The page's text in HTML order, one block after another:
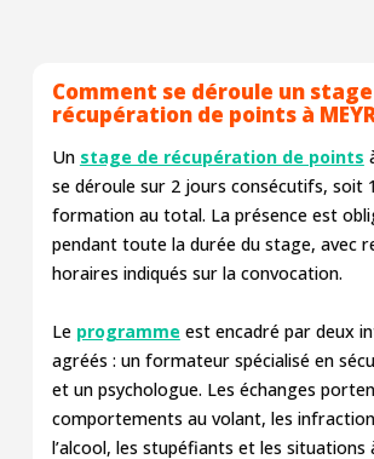
Comment se déroule un
récupération de points à
Un stage de récupération de points
se déroule sur 2 jours consécutifs, soit
formation au total. La présence est
pendant toute la durée du stage, avec
horaires indiqués sur la convocation.
Le programme est encadré par deux
agréés : un formateur spécialisé en
et un psychologue. Les échanges
comportements au volant, les
l’alcool, les stupéfiants et les situations